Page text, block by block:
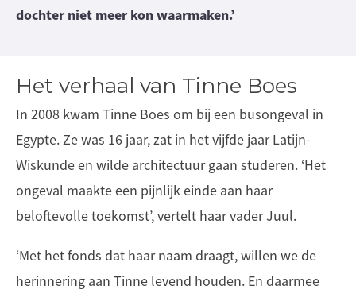
dochter niet meer kon waarmaken.’
Het verhaal van Tinne Boes
In 2008 kwam Tinne Boes om bij een busongeval in
Egypte. Ze was 16 jaar, zat in het vijfde jaar Latijn-
Wiskunde en wilde architectuur gaan studeren. ‘Het
ongeval maakte een pijnlijk einde aan haar
beloftevolle toekomst’, vertelt haar vader Juul.
‘Met het fonds dat haar naam draagt, willen we de
herinnering aan Tinne levend houden. En daarmee